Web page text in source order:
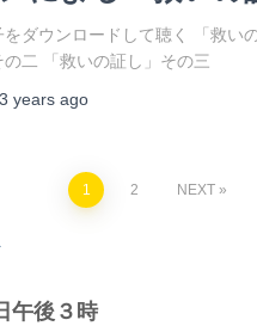
ダウンロードして聴く 「救い
の二 「救いの証し」その三
years ago
1 2 NEXT
午後３時